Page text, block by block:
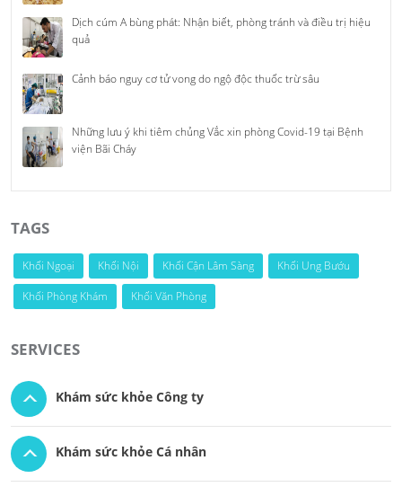
Dịch cúm A bùng phát: Nhận biết, phòng tránh và điều trị hiệu
quả
Cảnh báo nguy cơ tử vong do ngộ độc thuốc trừ sâu
Những lưu ý khi tiêm chủng Vắc xin phòng Covid-19 tại Bệnh
viện Bãi Cháy
TAGS
Khối Ngoại Khối Nội Khối Cận Lâm Sàng
Khối Ung Bướu
Khối Phòng Khám
Khối Văn Phòng
SERVICES
Khám sức khỏe Công ty
Khám sức khỏe Cá nhân